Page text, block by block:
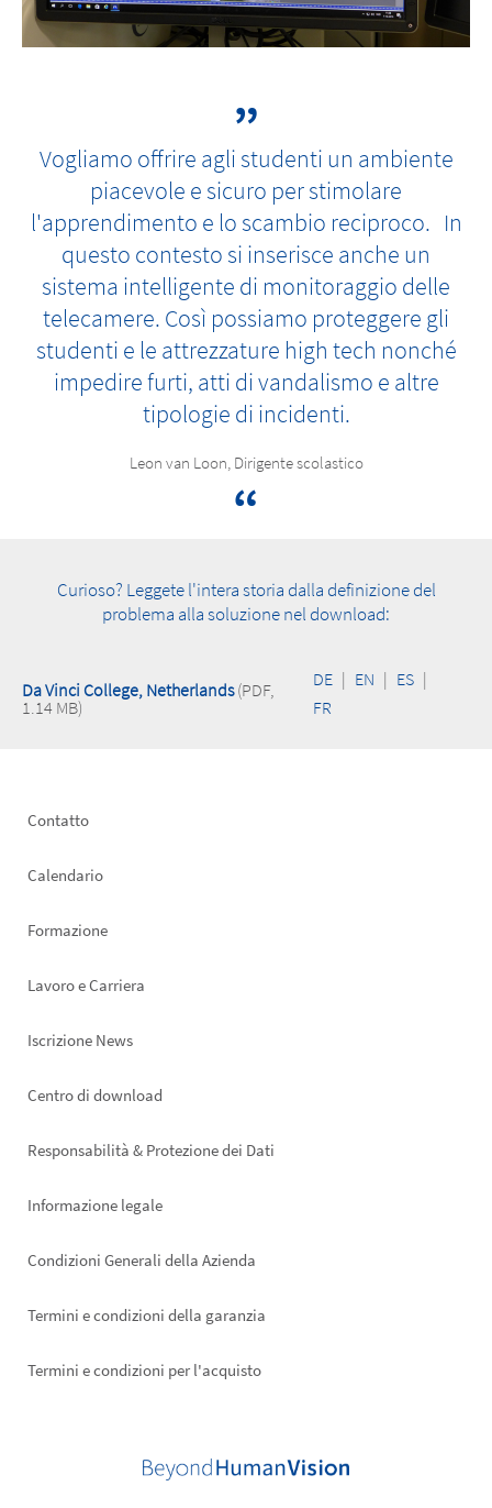
Vogliamo offrire agli studenti un ambiente
piacevole e sicuro per stimolare
l'apprendimento e lo scambio reciproco. In
questo contesto si inserisce anche un
sistema intelligente di monitoraggio delle
telecamere. Così possiamo proteggere gli
studenti e le attrezzature high tech nonché
impedire furti, atti di vandalismo e altre
tipologie di incidenti.
Leon van Loon, Dirigente scolastico
Curioso? Leggete l'intera storia dalla definizione del
problema alla soluzione nel download:
Da Vinci College, Netherlands(PDF,
1.14 MB)
DE | EN | ES |
FR
Footer
Contatto
Calendario
Formazione
Lavoro e Carriera
Iscrizione News
Footer
Centro di download
Responsabilità & Protezione dei Dati
Informazione legale
Condizioni Generali della Azienda
Termini e condizioni della garanzia
Termini e condizioni per l'acquisto